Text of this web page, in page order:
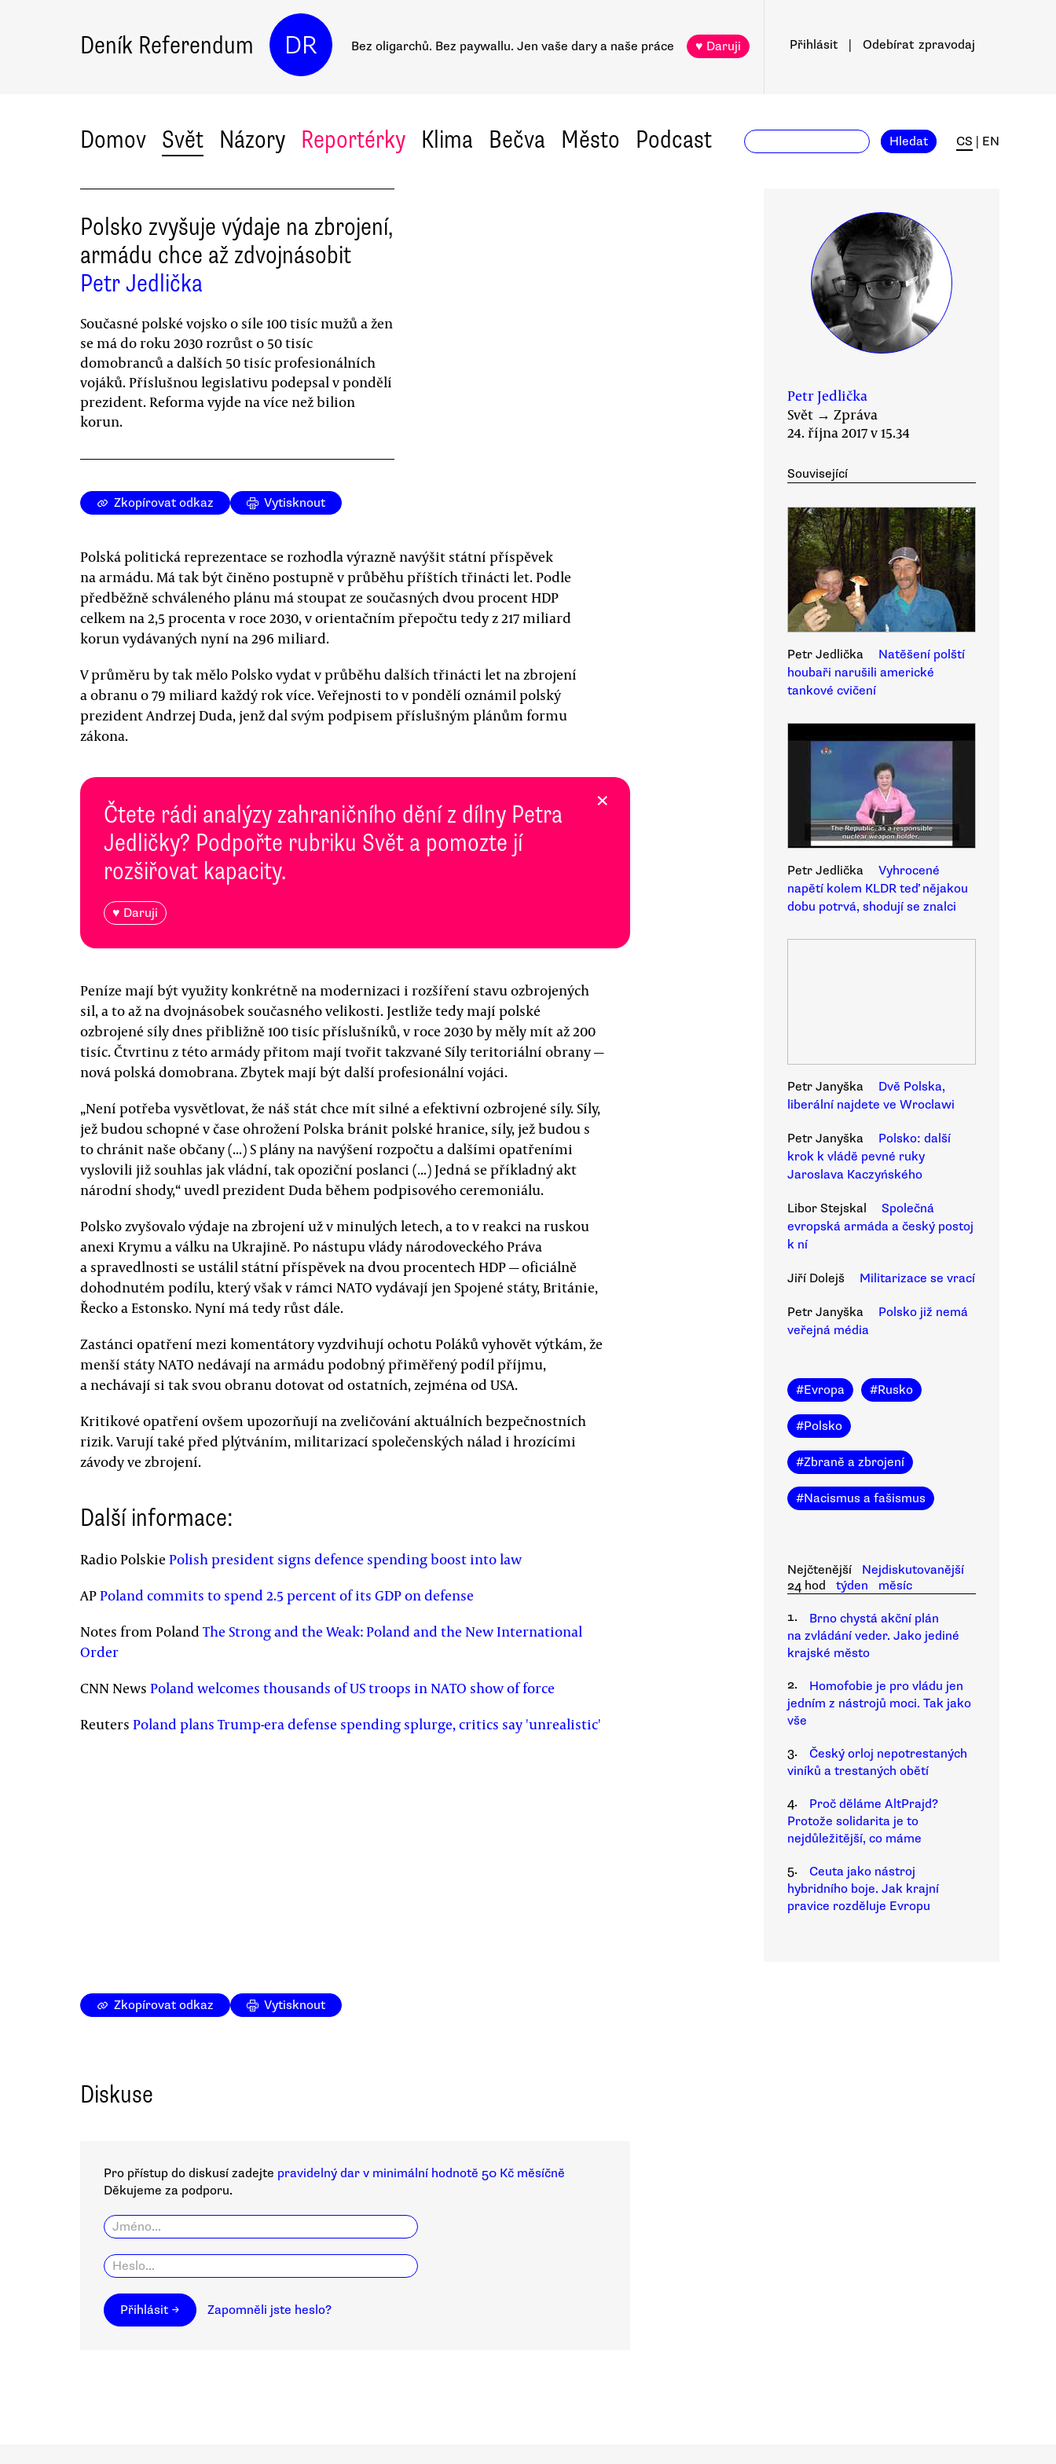
Deník Referendum DR Bez oligarchů. Bez paywallu. Jen vaše dary a naše práce ♥ Daruji Přihlásit Odebírat zpravodaj
Domov Svět Názory Reportérky Klima Bečva Město Podcast Hledat CS EN
Polsko zvyšuje výdaje na zbrojení,
armádu chce až zdvojnásobit
Petr Jedlička
Současné polské vojsko o síle 100 tisíc mužů a žen
se má do roku 2030 rozrůst o 50 tisíc
domobranců a dalších 50 tisíc profesionálních
vojáků. Příslušnou legislativu podepsal v pondělí
prezident. Reforma vyjde na více než bilion
korun.
Zkopírovat odkaz Vytisknout
Polská politická reprezentace se rozhodla výrazně navýšit státní příspěvek
na armádu. Má tak být činěno postupně v průběhu příštích třinácti let. Podle
předběžně schváleného plánu má stoupat ze současných dvou procent HDP
celkem na 2,5 procenta v roce 2030, v orientačním přepočtu tedy z 217 miliard
korun vydávaných nyní na 296 miliard.
V průměru by tak mělo Polsko vydat v průběhu dalších třinácti let na zbrojení
a obranu o 79 miliard každý rok více. Veřejnosti to v pondělí oznámil polský
prezident Andrzej Duda, jenž dal svým podpisem příslušným plánům formu
zákona.
Čtete rádi analýzy zahraničního dění z dílny Petra
Jedličky? Podpořte rubriku Svět a pomozte jí
rozšiřovat kapacity.
♥ Daruji
×
Peníze mají být využity konkrétně na modernizaci i rozšíření stavu ozbrojených
sil, a to až na dvojnásobek současného velikosti. Jestliže tedy mají polské
ozbrojené síly dnes přibližně 100 tisíc příslušníků, v roce 2030 by měly mít až 200
tisíc. Čtvrtinu z této armády přitom mají tvořit takzvané Síly teritoriální obrany —
nová polská domobrana. Zbytek mají být další profesionální vojáci.
„Není potřeba vysvětlovat, že náš stát chce mít silné a efektivní ozbrojené síly. Síly,
jež budou schopné v čase ohrožení Polska bránit polské hranice, síly, jež budou s
to chránit naše občany (...) S plány na navýšení rozpočtu a dalšími opatřeními
vyslovili již souhlas jak vládní, tak opoziční poslanci (...) Jedná se příkladný akt
národní shody,“ uvedl prezident Duda během podpisového ceremoniálu.
Polsko zvyšovalo výdaje na zbrojení už v minulých letech, a to v reakci na ruskou
anexi Krymu a válku na Ukrajině. Po nástupu vlády národoveckého Práva
a spravedlnosti se ustálil státní příspěvek na dvou procentech HDP — oficiálně
dohodnutém podílu, který však v rámci NATO vydávají jen Spojené státy, Británie,
Řecko a Estonsko. Nyní má tedy růst dále.
Zastánci opatření mezi komentátory vyzdvihují ochotu Poláků vyhovět výtkám, že
menší státy NATO nedávají na armádu podobný přiměřený podíl příjmu,
a nechávají si tak svou obranu dotovat od ostatních, zejména od USA.
Kritikové opatření ovšem upozorňují na zveličování aktuálních bezpečnostních
rizik. Varují také před plýtváním, militarizací společenských nálad i hrozícími
závody ve zbrojení.
Další informace:
Radio PolskiePolish president signs defence spending boost into law
APPoland commits to spend 2.5 percent of its GDP on defense
Notes from Poland The Strong and the Weak: Poland and the New International
Order
CNN News Poland welcomes thousands of US troops in NATO show of force
Reuters Poland plans Trump-era defense spending splurge, critics say 'unrealistic'
Petr Jedlička
Svět → Zpráva
24. října 2017 v 15.34
Související
Petr Jedlička
Natěšení polští
houbaři narušili americké
tankové cvičení
Petr Jedlička
Vyhrocené
napětí kolem KLDR teď nějakou
dobu potrvá, shodují se znalci
Petr Janyška
Dvě Polska,
liberální najdete ve Wroclawi
Petr Janyška
Polsko: další
krok k vládě pevné ruky
Jaroslava Kaczyńského
Libor Stejskal
Společná
evropská armáda a český postoj
k ní
Jiří Dolejš Militarizace se vrací
Petr Janyška
Polsko již nemá
veřejná média
#Evropa #Rusko
#Polsko
#Zbraně a zbrojení
#Nacismus a fašismus
Nejčtenější
Nejdiskutovanější
24 hod
týden
měsíc
1.
Brno chystá akční plán
na zvládání veder. Jako jediné
krajské město
2.
Homofobie je pro vládu jen
jedním z nástrojů moci. Tak jako
vše
3.
Český orloj nepotrestaných
viníků a trestaných obětí
4.
Proč děláme AltPrajd?
Protože solidarita je to
nejdůležitější, co máme
5.
Ceuta jako nástroj
hybridního boje. Jak krajní
pravice rozděluje Evropu
Zkopírovat odkaz Vytisknout
Diskuse
Pro přístup do diskusí zadejte pravidelný dar v minimální hodnotě 50 Kč měsíčně
Děkujeme za podporu.
Přihlásit → Zapomněli jste heslo?